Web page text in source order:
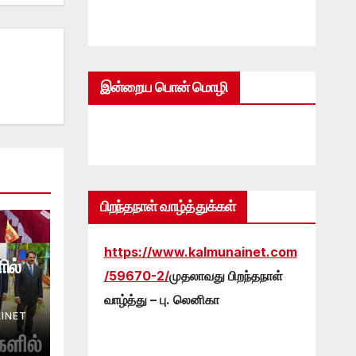
இன்றைய பொன் மொழி
பிறந்தநாள் வாழ்த்துக்கள்
https://www.kalmunainet.com
/59670-2/முதலாவது பிறந்தநாள்
வாழ்த்து – பு. லெனிகா